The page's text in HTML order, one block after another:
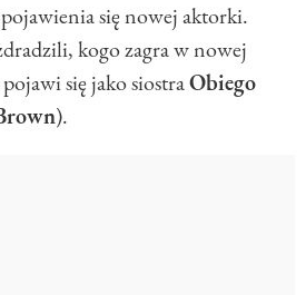
się nowej aktorki.
kogo zagra w nowej
się jako siostraObiego
).